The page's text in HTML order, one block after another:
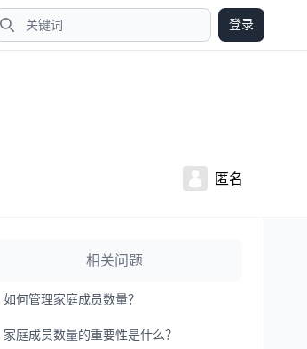
搜索
登录
匿名
相关问题
如何管理家庭成员数量？
家庭成员数量的重要性是什么？